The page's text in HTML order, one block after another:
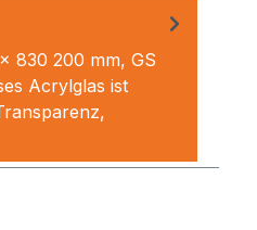
830 200 mm, GS
Acrylglas ist